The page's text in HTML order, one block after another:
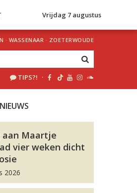
Vrijdag 7 augustus
· WASSENAAR · ZOETERWOUDE
TIPS?! ·
aan Maartje
vier weken dicht
2026